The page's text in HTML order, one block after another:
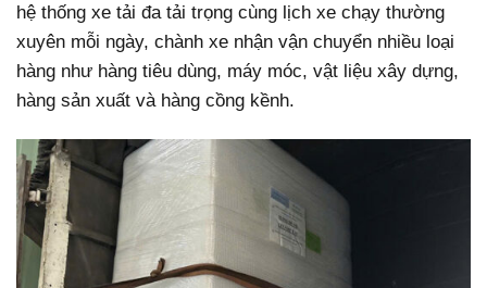
hệ thống xe tải đa tải trọng cùng lịch xe chạy thường
xuyên mỗi ngày, chành xe nhận vận chuyển nhiều loại
hàng như hàng tiêu dùng, máy móc, vật liệu xây dựng,
hàng sản xuất và hàng cồng kềnh.